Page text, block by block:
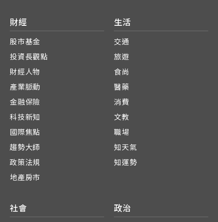
財經
股市基金
投資長觀點
財經人物
產業脈動
金融保險
科技新知
國際焦點
趨勢大師
政策法規
地產房市
生活
交通
旅遊
食尚
醫藥
消費
文教
職場
知天氣
知運勢
社會 政治